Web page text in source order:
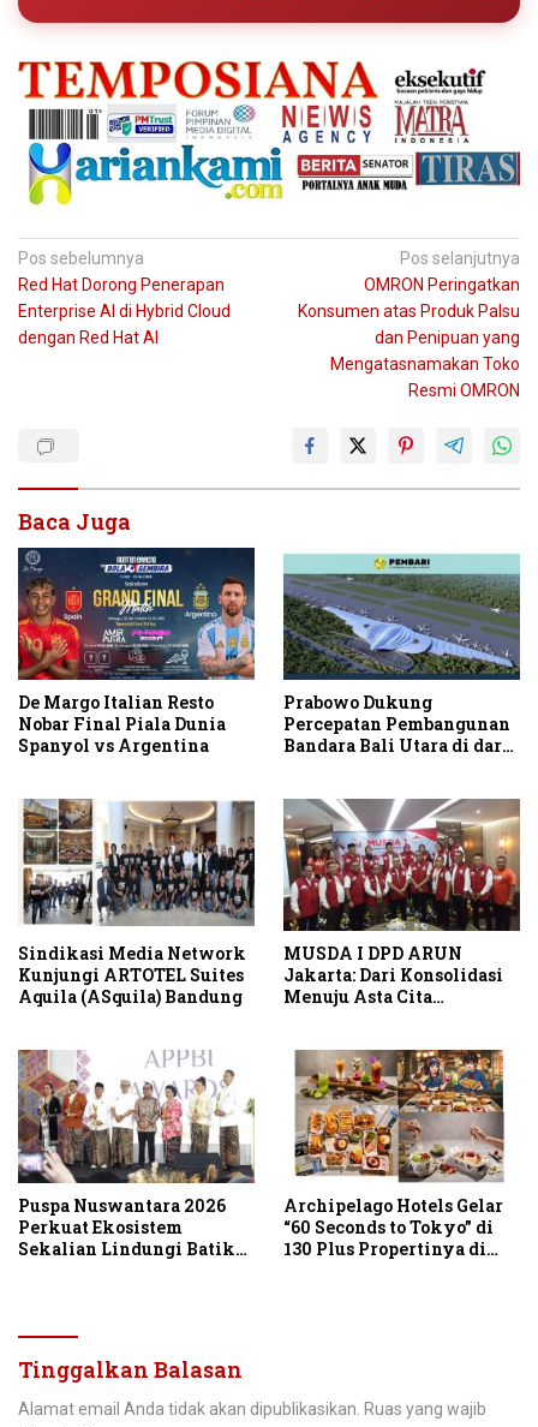
Navigasi
pos
Pos sebelumnya
Red Hat Dorong Penerapan
Enterprise AI di Hybrid Cloud
dengan Red Hat AI
Pos selanjutnya
OMRON Peringatkan
Konsumen atas Produk Palsu
dan Penipuan yang
Mengatasnamakan Toko
Resmi OMRON
Baca Juga
De Margo Italian Resto
Nobar Final Piala Dunia
Spanyol vs Argentina
Prabowo Dukung
Percepatan Pembangunan
Bandara Bali Utara di darat
Sindikasi Media Network
Kunjungi ARTOTEL Suites
Aquila (ASquila) Bandung
MUSDA I DPD ARUN
Jakarta: Dari Konsolidasi
Menuju Asta Cita
Puspa Nuswantara 2026
Perkuat Ekosistem
Sekalian Lindungi Batik
Archipelago Hotels Gelar
“60 Seconds to Tokyo” di
130 Plus Propertinya di
Tinggalkan Balasan
Alamat email Anda tidak akan dipublikasikan. Ruas yang wajib